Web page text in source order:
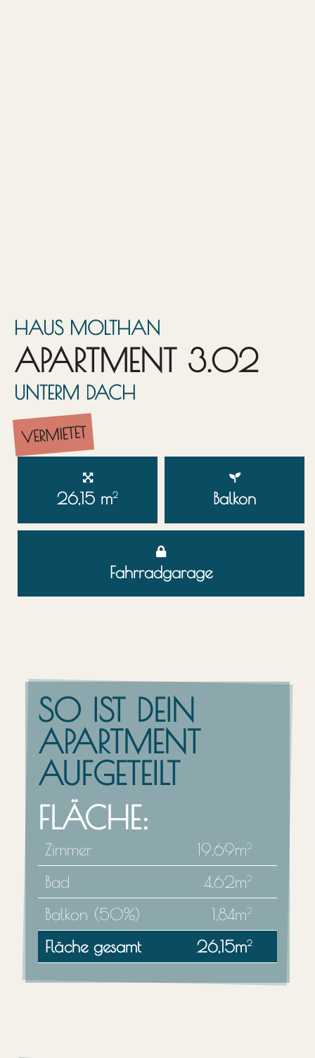
HAUS MOLTHAN
APARTMENT 3.02
UNTERM DACH
VERMIETET
26,15 m2 Balkon
Fahrrad­garage
SO IST DEIN
APARTMENT
AUFGETEILT
FLÄCHE:
Zimmer 19,69m2
Bad 4,62m2
Balkon (50%) 1,84m2
Fläche gesamt 26,15m2